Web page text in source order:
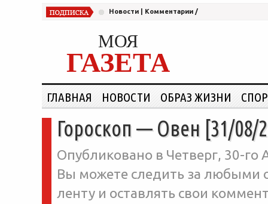
Новости Комментарии /
МОЯ
ГАЗЕТА
ГЛАВНАЯ НОВОСТИ ОБРАЗ ЖИЗНИ
Гороскоп — Овен [31/08/
Опубликовано в Четверг, 30-го
Вы можете следить за любыми
ленту и оставлять свои